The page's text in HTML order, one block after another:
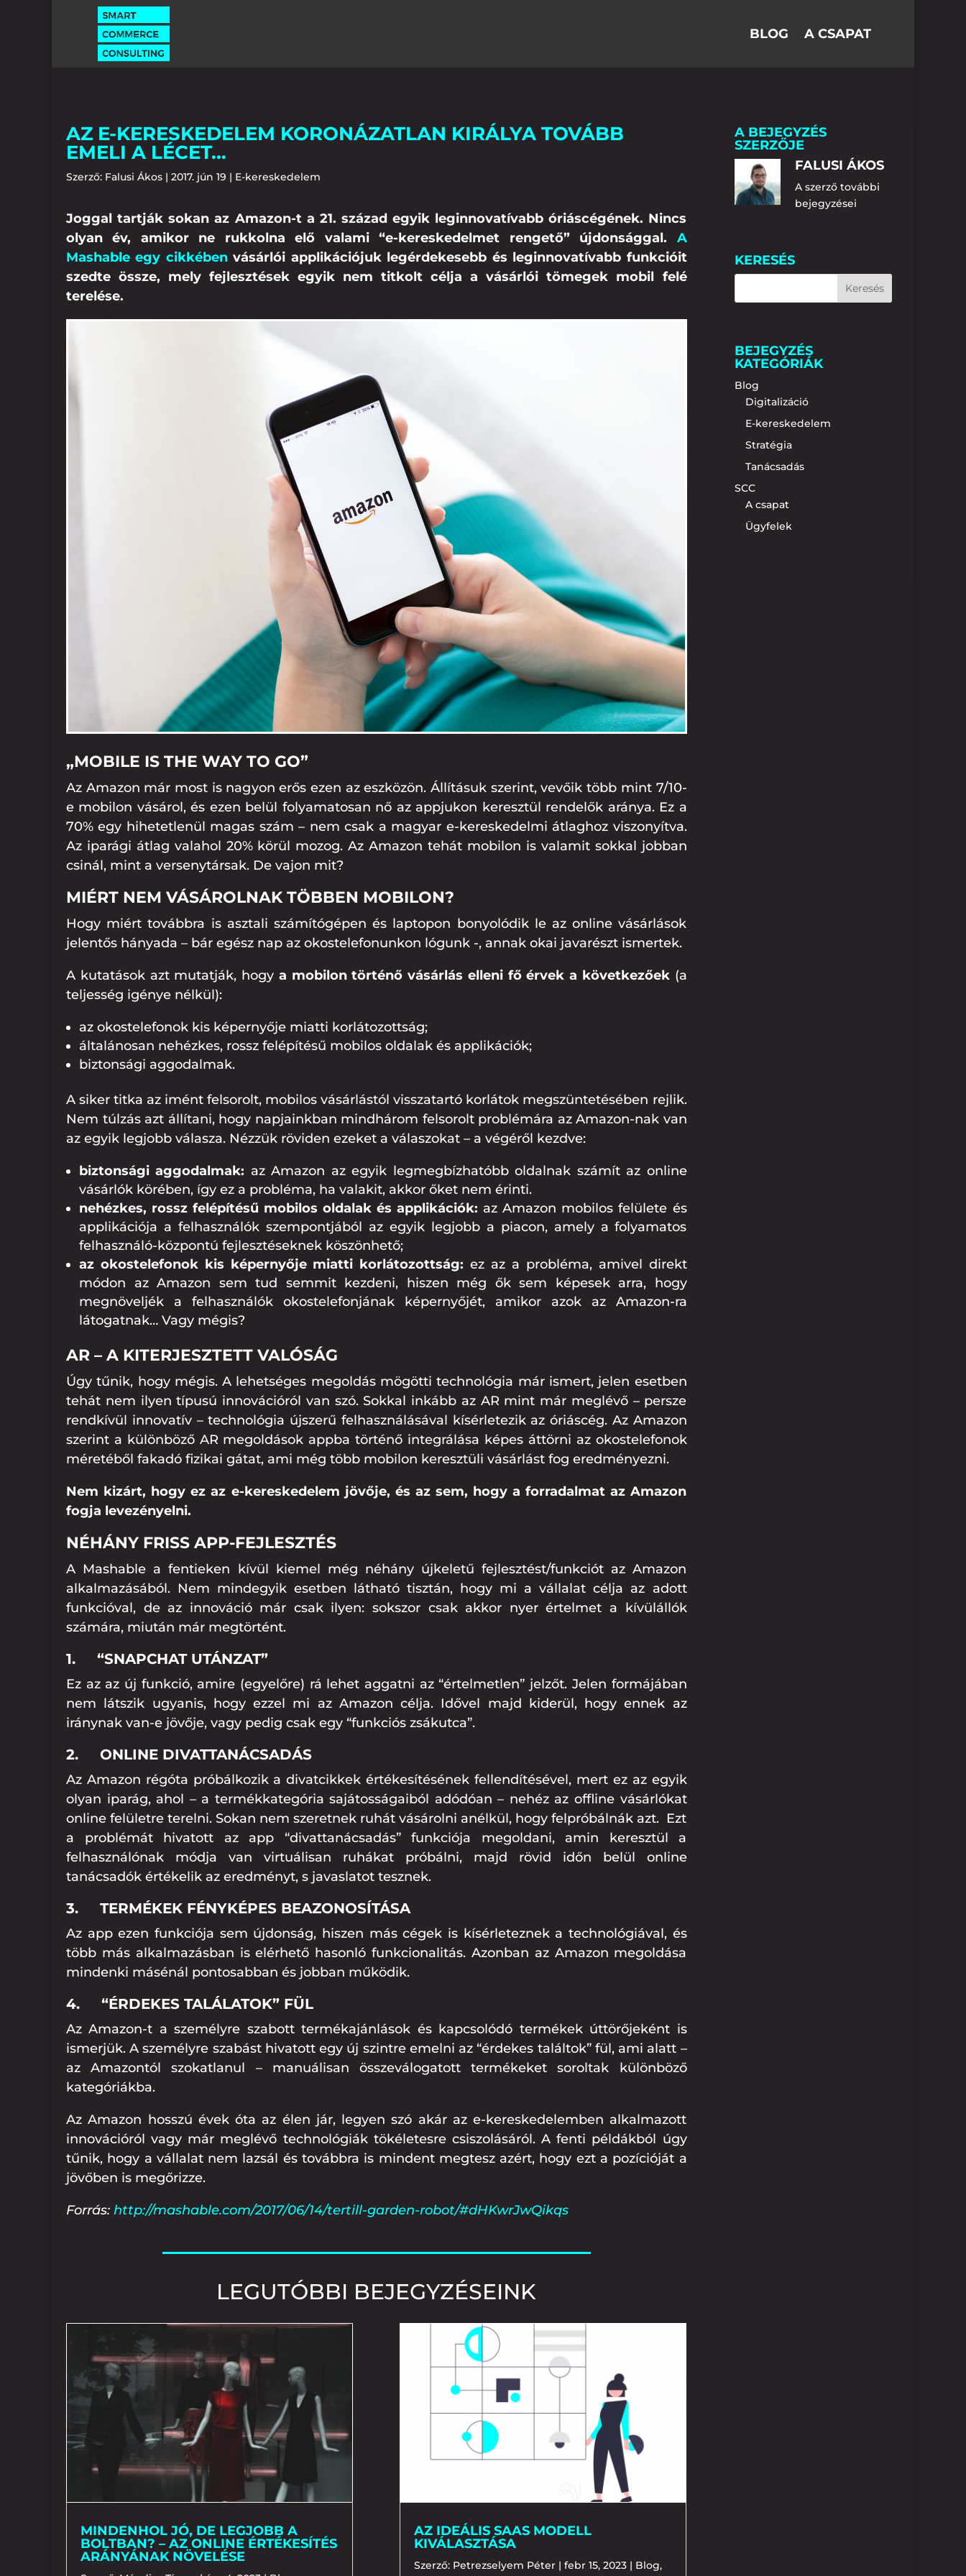
BLOG A CSAPAT
AZ E-KERESKEDELEM KORONÁZATLAN KIRÁLYA TOVÁBB
EMELI A LÉCET…
Szerző: Falusi Ákos | 2017. jún 19 | E-kereskedelem
Joggal tartják sokan az Amazon-t a 21. század egyik leginnovatívabb óriáscégének. Nincs
olyan év, amikor ne rukkolna elő valami “e-kereskedelmet rengető” újdonsággal. A
Mashable egy cikkébenvásárlói applikációjuk legérdekesebb és leginnovatívabb funkcióit
szedte össze, mely fejlesztések egyik nem titkolt célja a vásárlói tömegek mobil felé
terelése.
„MOBILE IS THE WAY TO GO”
Az Amazon már most is nagyon erős ezen az eszközön. Állításuk szerint, vevőik több mint 7/10-
e mobilon vásárol, és ezen belül folyamatosan nő az appjukon keresztül rendelők aránya. Ez a
70% egy hihetetlenül magas szám – nem csak a magyar e-kereskedelmi átlaghoz viszonyítva.
Az iparági átlag valahol 20% körül mozog. Az Amazon tehát mobilon is valamit sokkal jobban
csinál, mint a versenytársak. De vajon mit?
MIÉRT NEM VÁSÁROLNAK TÖBBEN MOBILON?
Hogy miért továbbra is asztali számítógépen és laptopon bonyolódik le az online vásárlások
jelentős hányada – bár egész nap az okostelefonunkon lógunk -, annak okai javarészt ismertek.
A kutatások azt mutatják, hogy a mobilon történő vásárlás elleni fő érvek a következőek(a
teljesség igénye nélkül):
az okostelefonok kis képernyője miatti korlátozottság;
általánosan nehézkes, rossz felépítésű mobilos oldalak és applikációk;
biztonsági aggodalmak.
A siker titka az imént felsorolt, mobilos vásárlástól visszatartó korlátok megszüntetésében rejlik.
Nem túlzás azt állítani, hogy napjainkban mindhárom felsorolt problémára az Amazon-nak van
az egyik legjobb válasza. Nézzük röviden ezeket a válaszokat – a végéről kezdve:
biztonsági aggodalmak: az Amazon az egyik legmegbízhatóbb oldalnak számít az online
vásárlók körében, így ez a probléma, ha valakit, akkor őket nem érinti.
nehézkes, rossz felépítésű mobilos oldalak és applikációk: az Amazon mobilos felülete és
applikációja a felhasználók szempontjából az egyik legjobb a piacon, amely a folyamatos
felhasználó-központú fejlesztéseknek köszönhető;
az okostelefonok kis képernyője miatti korlátozottság: ez az a probléma, amivel direkt
módon az Amazon sem tud semmit kezdeni, hiszen még ők sem képesek arra, hogy
megnöveljék a felhasználók okostelefonjának képernyőjét, amikor azok az Amazon-ra
látogatnak… Vagy mégis?
AR – A KITERJESZTETT VALÓSÁG
Úgy tűnik, hogy mégis. A lehetséges megoldás mögötti technológia már ismert, jelen esetben
tehát nem ilyen típusú innovációról van szó. Sokkal inkább az AR mint már meglévő – persze
rendkívül innovatív – technológia újszerű felhasználásával kísérletezik az óriáscég. Az Amazon
szerint a különböző AR megoldások appba történő integrálása képes áttörni az okostelefonok
méretéből fakadó fizikai gátat, ami még több mobilon keresztüli vásárlást fog eredményezni.
Nem kizárt, hogy ez az e-kereskedelem jövője, és az sem, hogy a forradalmat az Amazon
fogja levezényelni.
NÉHÁNY FRISS APP-FEJLESZTÉS
A Mashable a fentieken kívül kiemel még néhány újkeletű fejlesztést/funkciót az Amazon
alkalmazásából. Nem mindegyik esetben látható tisztán, hogy mi a vállalat célja az adott
funkcióval, de az innováció már csak ilyen: sokszor csak akkor nyer értelmet a kívülállók
számára, miután már megtörtént.
1. “SNAPCHAT UTÁNZAT”
Ez az az új funkció, amire (egyelőre) rá lehet aggatni az “értelmetlen” jelzőt. Jelen formájában
nem látszik ugyanis, hogy ezzel mi az Amazon célja. Idővel majd kiderül, hogy ennek az
iránynak van-e jövője, vagy pedig csak egy “funkciós zsákutca”.
2. ONLINE DIVATTANÁCSADÁS
Az Amazon régóta próbálkozik a divatcikkek értékesítésének fellendítésével, mert ez az egyik
olyan iparág, ahol – a termékkategória sajátosságaiból adódóan – nehéz az offline vásárlókat
online felületre terelni. Sokan nem szeretnek ruhát vásárolni anélkül, hogy felpróbálnák azt. Ezt
a problémát hivatott az app “divattanácsadás” funkciója megoldani, amin keresztül a
felhasználónak módja van virtuálisan ruhákat próbálni, majd rövid időn belül online
tanácsadók értékelik az eredményt, s javaslatot tesznek.
3. TERMÉKEK FÉNYKÉPES BEAZONOSÍTÁSA
Az app ezen funkciója sem újdonság, hiszen más cégek is kísérleteznek a technológiával, és
több más alkalmazásban is elérhető hasonló funkcionalitás. Azonban az Amazon megoldása
mindenki másénál pontosabban és jobban működik.
4. “ÉRDEKES TALÁLATOK” FÜL
Az Amazon-t a személyre szabott termékajánlások és kapcsolódó termékek úttörőjeként is
ismerjük. A személyre szabást hivatott egy új szintre emelni az “érdekes találtok” fül, ami alatt –
az Amazontól szokatlanul – manuálisan összeválogatott termékeket soroltak különböző
kategóriákba.
Az Amazon hosszú évek óta az élen jár, legyen szó akár az e-kereskedelemben alkalmazott
innovációról vagy már meglévő technológiák tökéletesre csiszolásáról. A fenti példákból úgy
tűnik, hogy a vállalat nem lazsál és továbbra is mindent megtesz azért, hogy ezt a pozícióját a
jövőben is megőrizze.
Forrás: http://mashable.com/2017/06/14/tertill-garden-robot/#dHKwrJwQikqs
LEGUTÓBBI BEJEGYZÉSEINK
MINDENHOL JÓ, DE LEGJOBB A
BOLTBAN? – AZ ONLINE ÉRTÉKESÍTÉS
ARÁNYÁNAK NÖVELÉSE
AZ IDEÁLIS SAAS MODELL
KIVÁLASZTÁSA
Szerző: Petrezselyem Péter| febr 15, 2023| Blog,
A BEJEGYZÉS
SZERZŐJE
FALUSI ÁKOS
A szerző további
bejegyzései
KERESÉS
BEJEGYZÉS
KATEGÓRIÁK
Blog
Digitalizáció
E-kereskedelem
Stratégia
Tanácsadás
SCC
A csapat
Ügyfelek